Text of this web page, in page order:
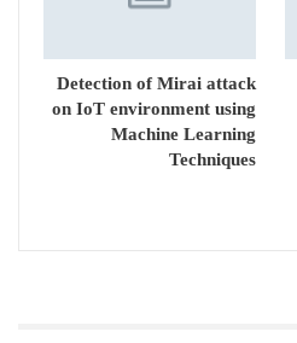
Detection of Mirai attack
on IoT environment using
Machine Learning
Techniques